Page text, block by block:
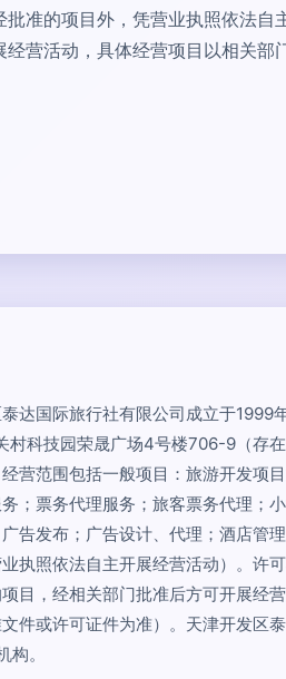
准的项目外，凭营业执照依法自
营活动，具体经营项目以相关部
达国际旅行社有限公司成立于1999
村科技园荣晟广场4号楼706-9（存
营范围包括一般项目：旅游开发项
；票务代理服务；旅客票务代理；
告发布；广告设计、代理；酒店管
执照依法自主开展经营活动）。许
目，经相关部门批准后方可开展经
件或许可证件为准）。天津开发区
构。